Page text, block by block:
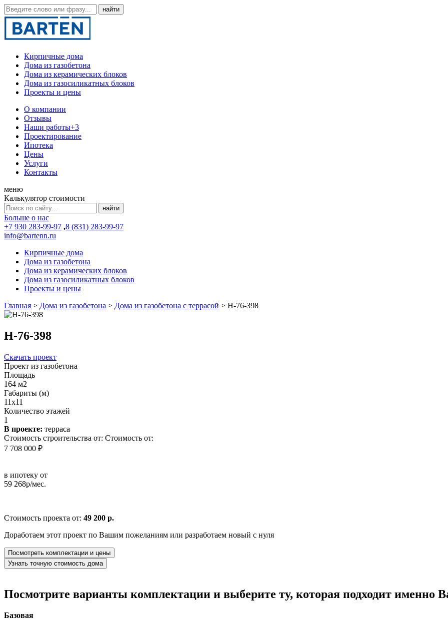
Кирпичные дома
Дома из газобетона
Дома из керамических блоков
Дома из газосиликатных блоков
Проекты и цены
О компании
Отзывы
Наши работы+3
Проектирование
Ипотека
Цены
Услуги
Контакты
меню
Калькулятор стоимости
Больше о нас
+7 930 283-99-97 ,8 (831) 283-99-97
info@bartenn.ru
Кирпичные дома
Дома из газобетона
Дома из керамических блоков
Дома из газосиликатных блоков
Проекты и цены
Главная > Дома из газобетона > Дома из газобетона с террасой > Н-76-398
Н-76-398
Скачать проект
Проект из газобетона
Площадь
164 м2
Габариты (м)
11x11
Количество этажей
1
В проекте: терраса
Стоимость строительства от: Стоимость от:
7 708 000 ₽
в ипотеку от
59 268р/мес.
Стоимость проекта от: 49 200 р.
Доработаем этот проект по Вашим пожеланиям или разработаем новый с нуля
Посмотреть комплектации и цены
Узнать точную стоимость дома
Посмотрите варианты комплектации и выберите ту, которая подходит именно
Базовая